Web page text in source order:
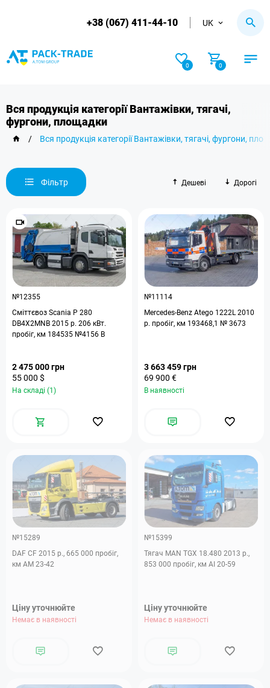
+38 (067) 411-44-10 UK
0 0
Вся продукція категорії Вантажівки, тягачі,
фургони, площадки
/ Вся продукція категорії Вантажівки, тягачі, фургони,
Фільтр Дешеві Дорогі
№12355
Сміттєвоз Scania P 280
DB4X2MNB 2015 р. 206 кВт.
пробіг, км 184535 №4156 B
2 475 000 грн
55 000 $
На складі (1)
№11114
Mercedes-Benz Atego 1222L 2010
р. пробіг, км 193468,1 № 3673
3 663 459 грн
69 900 €
В наявності
№15289
DAF CF 2015 р., 665 000 пробіг,
км АМ 23-42
Ціну уточнюйте
Немає в наявності
№15399
Тягач MAN TGX 18.480 2013 р.,
853 000 пробіг, км АІ 20-59
Ціну уточнюйте
Немає в наявності